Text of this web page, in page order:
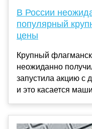
В России
популярный
цены
Крупный
неожиданно
запустила акцию с
и это касается